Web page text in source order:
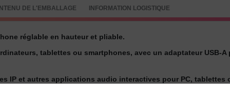
DE L'EMBALLAGE INFORMATION LOGISTIQUE
réglable en hauteur et pliable.
tablettes ou smartphones, avec un adaptateur USB-
IP et autres applications audio interactives pour PC, tablettes
optimal pour une utilisation prolongée.